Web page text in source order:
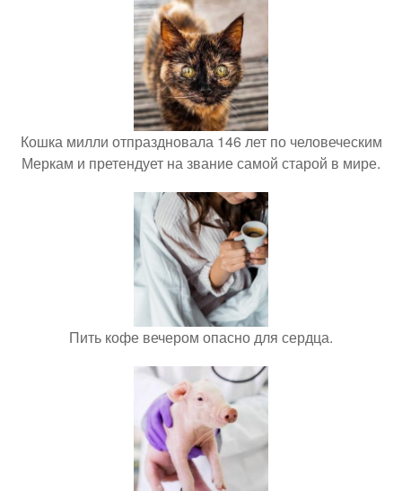
Кошка милли отпраздновала 146 лет по человеческим
Меркам и претендует на звание самой старой в мире.
Пить кофе вечером опасно для сердца.